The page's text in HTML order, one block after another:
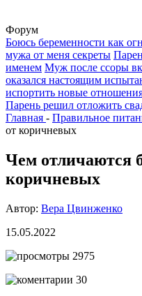
Форум
Боюсь беременности как
мужа от меня секреты
именем Муж после ссоры
оказался настоящим
испортить новые
Парень решил отложить
Главная - Правильное
от коричневых
Чем отличаются
коричневых
Автор: Вера Цвинженко
15.05.2022
2975
30